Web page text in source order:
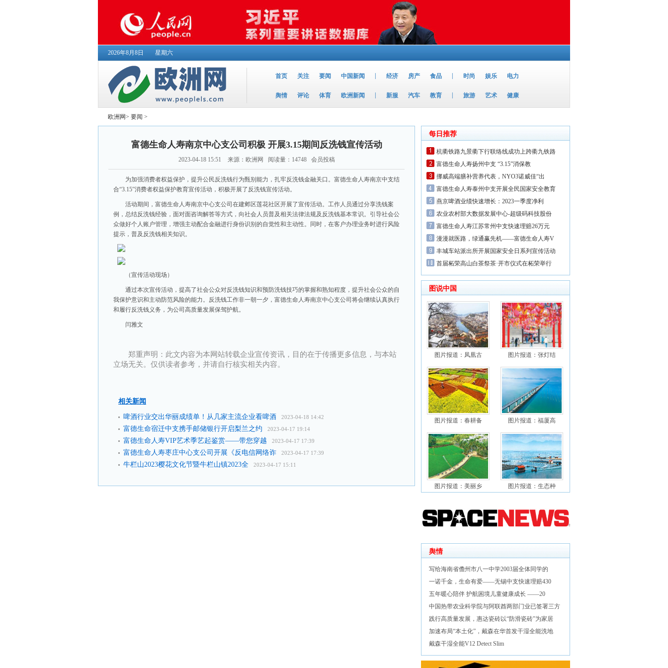
2026年8月8日 星期六
首页 关注 要闻 中国新闻 经济 房产 食品 时尚 娱乐 电力
舆情 评论 体育 欧洲新闻 新服 汽车 教育 旅游 艺术 健康
欧洲网> 要闻 >
富德生命人寿南京中心支公司积极 开展3.15期间反洗钱宣传活动
2023-04-18 15:51 来源：欧洲网 阅读量：14748 会员投稿
为加强消费者权益保护，提升公民反洗钱行为甄别能力，扎牢反洗钱金融关口。富德生命人寿南京中支结
合“3.15”消费者权益保护教育宣传活动，积极开展了反洗钱宣传活动。
活动期间，富德生命人寿南京中心支公司在建邺区莲花社区开展了宣传活动。工作人员通过分享洗钱案
例，总结反洗钱经验，面对面咨询解答等方式，向社会人员普及相关法律法规及反洗钱基本常识。引导社会公
众做好个人账户管理，增强主动配合金融进行身份识别的自觉性和主动性。同时，在客户办理业务时进行风险
提示，普及反洗钱相关知识。
（宣传活动现场）
通过本次宣传活动，提高了社会公众对反洗钱知识和预防洗钱技巧的掌握和熟知程度，提升社会公众的自
我保护意识和主动防范风险的能力。反洗钱工作非一朝一夕，富德生命人寿南京中心支公司将会继续认真执行
和履行反洗钱义务，为公司高质量发展保驾护航。
闫雅文
郑重声明：此文内容为本网站转载企业宣传资讯，目的在于传播更多信息，与本站
立场无关。仅供读者参考，并请自行核实相关内容。
相关新闻
啤酒行业交出华丽成绩单！从几家主流企业看啤酒 2023-04-18 14:42
富德生命宿迁中支携手邮储银行开启梨兰之约 2023-04-17 19:14
富德生命人寿VIP艺术季艺起鉴赏——带您穿越 2023-04-17 17:39
富德生命人寿枣庄中心支公司开展《反电信网络诈 2023-04-17 17:39
牛栏山2023樱花文化节暨牛栏山镇2023全 2023-04-17 15:11
每日推荐
杭衢铁路九景衢下行联络线成功上跨衢九铁路
富德生命人寿扬州中支 “3.15”消保教
挪威高端膳补营养代表，NYO3诺威佳“出
富德生命人寿泰州中支开展全民国家安全教育
燕京啤酒业绩快速增长：2023一季度净利
农业农村部大数据发展中心-超级码科技股份
富德生命人寿江苏常州中支快速理赔26万元
漫漫就医路，绿通赢先机——富德生命人寿V
丰城车站派出所开展国家安全日系列宣传活动
首届柘荣高山白茶祭茶·开市仪式在柘荣举行
图说中国
图片报道：凤凰古 图片报道：张灯结
图片报道：春耕备 图片报道：福厦高
图片报道：美丽乡 图片报道：生态种
舆情
写给海南省儋州市八一中学2003届全体同学的
一诺千金，生命有爱——无锡中支快速理赔430
五年暖心陪伴 护航困境儿童健康成长 ——20
中国热带农业科学院与阿联酋两部门业已签署三方
践行高质量发展，惠达瓷砖以“防滑瓷砖”为家居
加速布局“本土化”，戴森在华首发干湿全能洗地
戴森干湿全能V12 Detect Slim